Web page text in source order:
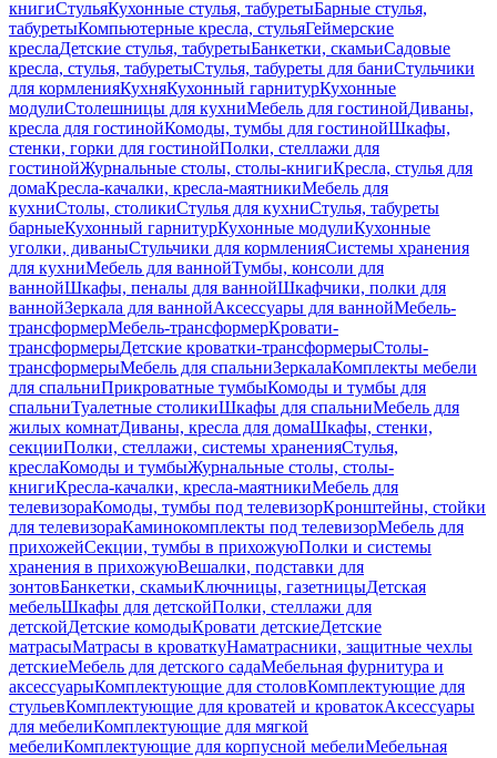
книгиСтульяКухонные стулья, табуретыБарные стулья,
табуретыКомпьютерные кресла, стульяГеймерские
креслаДетские стулья, табуретыБанкетки, скамьиСадовые
кресла, стулья, табуретыСтулья, табуреты для баниСтульчики
для кормленияКухняКухонный гарнитурКухонные
модулиСтолешницы для кухниМебель для гостинойДиваны,
кресла для гостинойКомоды, тумбы для гостинойШкафы,
стенки, горки для гостинойПолки, стеллажи для
гостинойЖурнальные столы, столы-книгиКресла, стулья для
домаКресла-качалки, кресла-маятникиМебель для
кухниСтолы, столикиСтулья для кухниСтулья, табуреты
барныеКухонный гарнитурКухонные модулиКухонные
уголки, диваныСтульчики для кормленияСистемы хранения
для кухниМебель для ваннойТумбы, консоли для
ваннойШкафы, пеналы для ваннойШкафчики, полки для
ваннойЗеркала для ваннойАксессуары для ваннойМебель-
трансформерМебель-трансформерКровати-
трансформерыДетские кроватки-трансформерыСтолы-
трансформерыМебель для спальниЗеркалаКомплекты мебели
для спальниПрикроватные тумбыКомоды и тумбы для
спальниТуалетные столикиШкафы для спальниМебель для
жилых комнатДиваны, кресла для домаШкафы, стенки,
секцииПолки, стеллажи, системы храненияСтулья,
креслаКомоды и тумбыЖурнальные столы, столы-
книгиКресла-качалки, кресла-маятникиМебель для
телевизораКомоды, тумбы под телевизорКронштейны, стойки
для телевизораКаминокомплекты под телевизорМебель для
прихожейСекции, тумбы в прихожуюПолки и системы
хранения в прихожуюВешалки, подставки для
зонтовБанкетки, скамьиКлючницы, газетницыДетская
мебельШкафы для детскойПолки, стеллажи для
детскойДетские комодыКровати детскиеДетские
матрасыМатрасы в кроваткуНаматрасники, защитные чехлы
детскиеМебель для детского садаМебельная фурнитура и
аксессуарыКомплектующие для столовКомплектующие для
стульевКомплектующие для кроватей и кроватокАксессуары
для мебелиКомплектующие для мягкой
мебелиКомплектующие для корпусной мебелиМебельная